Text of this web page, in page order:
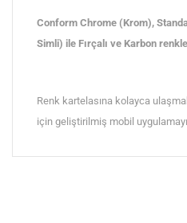
Conform Chrome (Krom),
Simli) ile Fırçalı ve Karbon
Renk kartelasına kolayca
için geliştirilmiş mobil